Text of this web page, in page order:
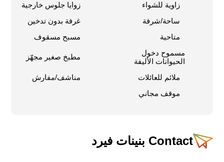
زاوية للشواء
زوايا جلوس خارجية
ساحة/شرفة
غرفة بدون تدخين
متاحية
مسبح مسقوف
مسموح دخول
الحيوانات الأليفة
مطبخ صغير مجهّز
ملائم للعائلات
مناشف/مفارش
موقف مجاني
Contact بنينات فيرد